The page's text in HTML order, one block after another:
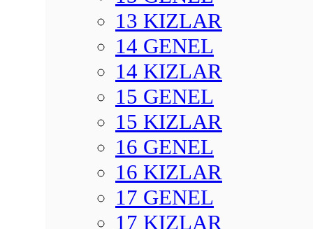
13 KIZLAR
14 GENEL
14 KIZLAR
15 GENEL
15 KIZLAR
16 GENEL
16 KIZLAR
17 GENEL
17 KIZLAR